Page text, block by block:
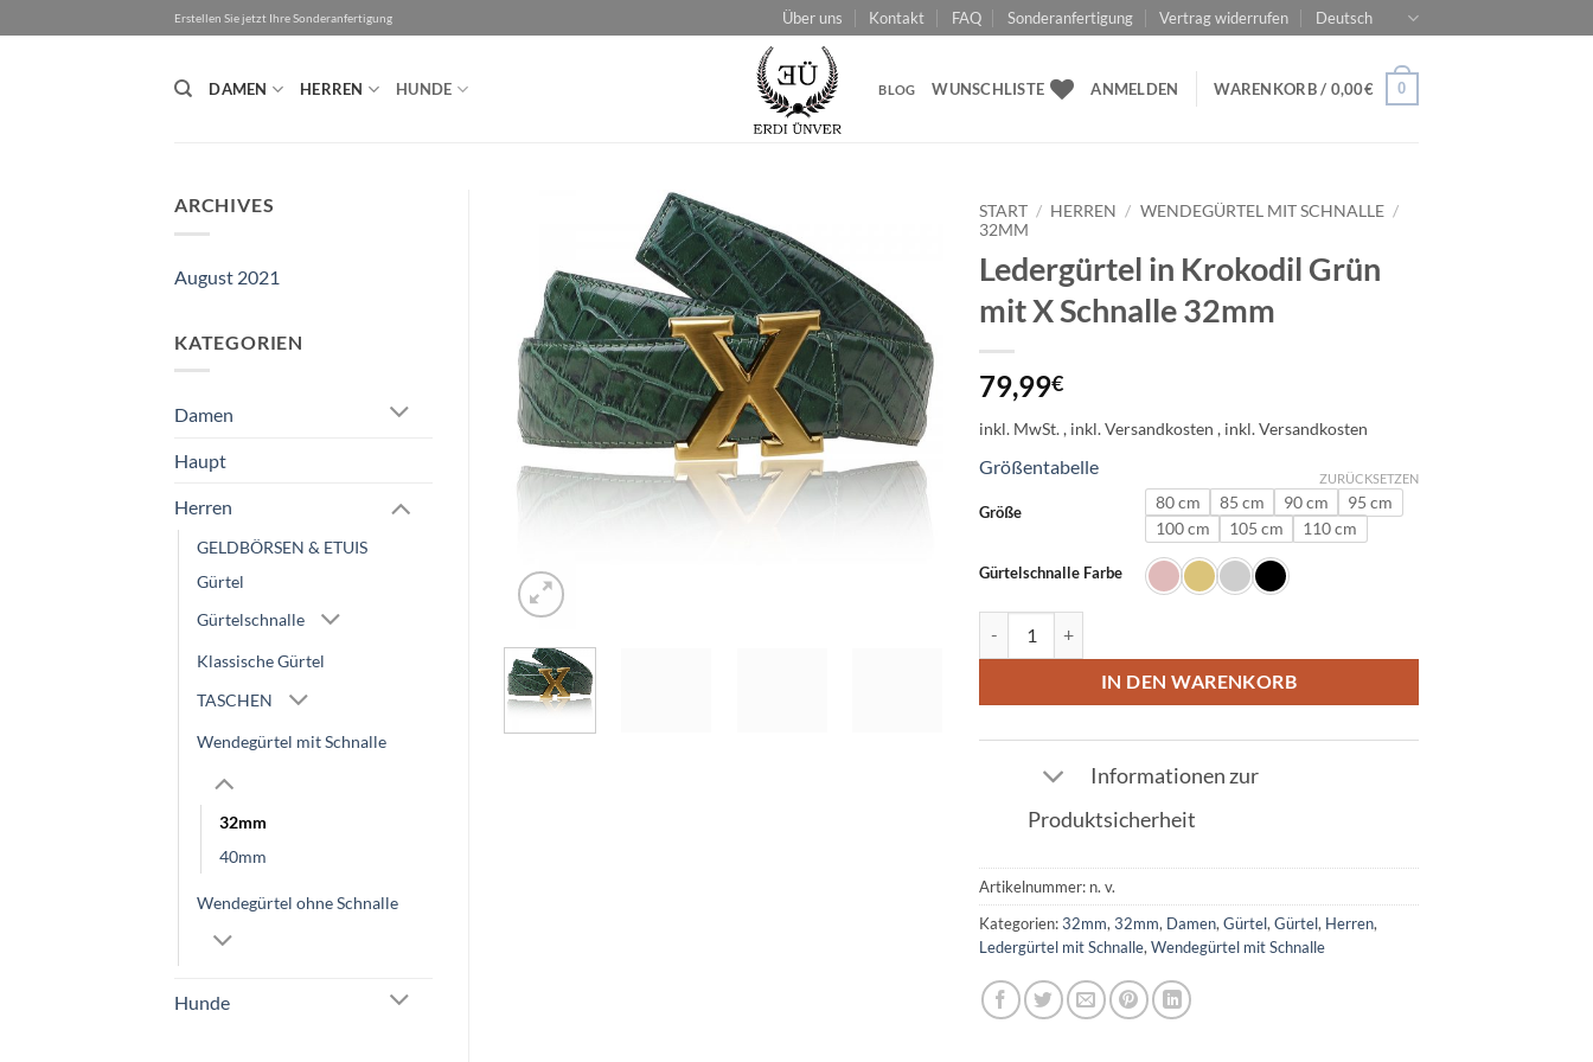
Inhalt
Erstellen Sie jetzt Ihre Sonderanfertigung Über uns Kontakt FAQ Sonderanfertigung Vertrag widerrufen Deutsch
DAMEN HERREN HUNDE BLOG WUNSCHLISTE ANMELDEN WARENKORB / 0,00€ 0
ARCHIVES
August 2021
KATEGORIEN
Damen
Haupt
Herren
GELDBÖRSEN & ETUIS
Gürtel
Gürtelschnalle
Klassische Gürtel
TASCHEN
Wendegürtel mit Schnalle
32mm
40mm
Wendegürtel ohne Schnalle
Hunde
wishlist
START / HERREN / WENDEGÜRTEL MIT SCHNALLE /
32MM
Ledergürtel in Krokodil Grün
mit X Schnalle 32mm
79,99€
inkl. MwSt.
Größentabelle
Größe 80 cm 85 cm 90 cm
95 cm
100 cm
105 cm 110 cm
Gürtelschnalle Farbe
ZURÜCKSETZEN
IN DEN WARENKORB
Informationen zur
Produktsicherheit
Artikelnummer: n. v.
Kategorien:32mm,32mm, Damen,Gürtel,Gürtel, Herren,
Ledergürtel mit Schnalle,Wendegürtel mit Schnalle